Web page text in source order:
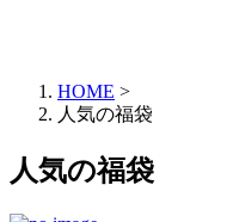
HOME >
人気の福袋
人気の福袋